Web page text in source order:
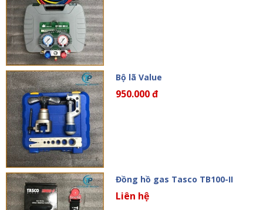
Bộ lã Value
950.000 đ
Đồng hồ gas Tasco TB100-II
Liên hệ